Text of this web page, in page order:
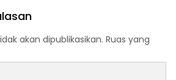
akan dipublikasikan. Ruas yang